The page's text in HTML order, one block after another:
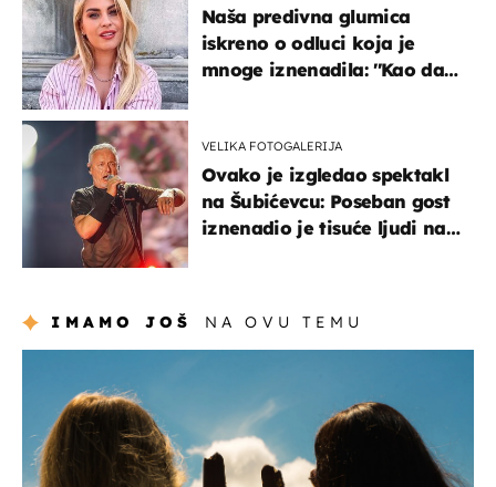
Naša predivna glumica
iskreno o odluci koja je
mnoge iznenadila: ''Kao da
VELIKA FOTOGALERIJA
Ovako je izgledao spektakl
na Šubićevcu: Poseban gost
iznenadio je tisuće ljudi na
IMAMO JOŠ NA OVU TEMU